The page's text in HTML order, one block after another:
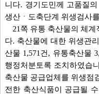
니다. 경기도민께 고품질
생산ㆍ도축단계 위생검사
21쪽 유통 축산물의 체
다. 축산물에 대한 위생관
산물 1,571건, 유통축산물
행정처분토록 조치하였습
축산물 공급업체를 위생점
전한 축산식품이 공급될